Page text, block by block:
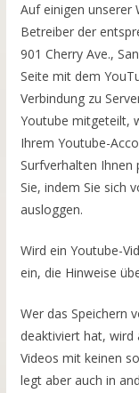
Auf einigen unserer
Betreiber der
901 Cherry Ave.,
Seite mit dem
Verbindung zu
Youtube mitgeteilt,
Ihrem Youtube-
Surfverhalten Ihnen
Sie, indem Sie sich
ausloggen.
Wird ein Youtube-
ein, die Hinweise
Wer das Speichern
deaktiviert hat, wird
Videos mit keinen
legt aber auch in